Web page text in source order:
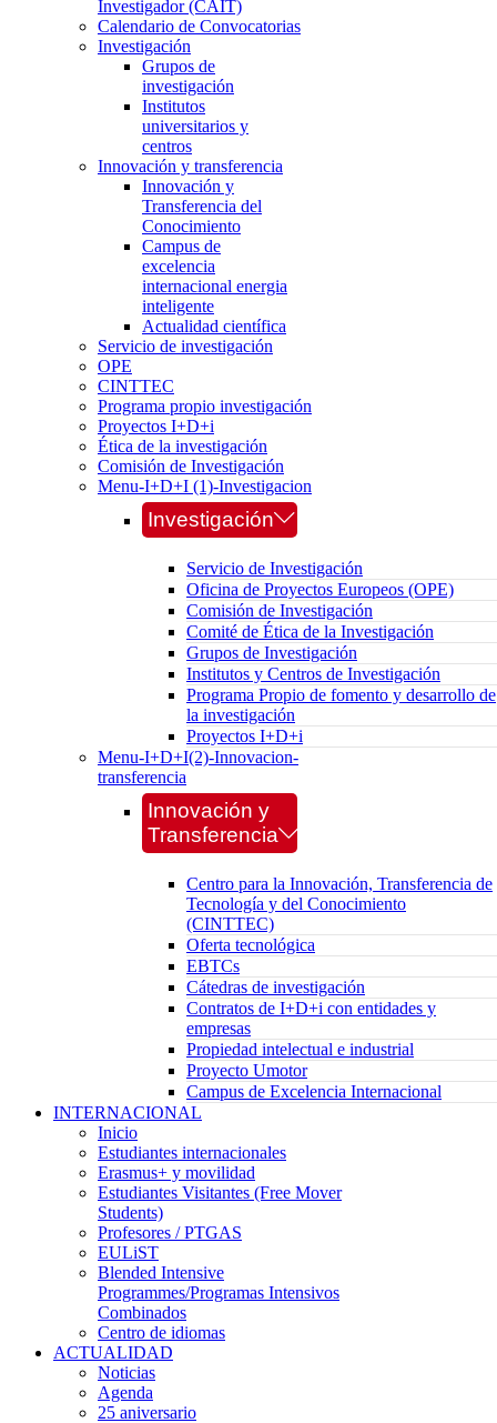
Investigador (CAIT)
Calendario de Convocatorias
Investigación
Grupos de
investigación
Institutos
universitarios y
centros
Innovación y transferencia
Innovación y
Transferencia del
Conocimiento
Campus de
excelencia
internacional energia
inteligente
Actualidad científica
Servicio de investigación
OPE
CINTTEC
Programa propio investigación
Proyectos I+D+i
Ética de la investigación
Comisión de Investigación
Menu-I+D+I (1)-Investigacion
Investigación
Servicio de Investigación
Oficina de Proyectos Europeos (OPE)
Comisión de Investigación
Comité de Ética de la Investigación
Grupos de Investigación
Institutos y Centros de Investigación
Programa Propio de fomento y desarrollo de
la investigación
Proyectos I+D+i
Menu-I+D+I(2)-Innovacion-
transferencia
Innovación y
Transferencia
Centro para la Innovación, Transferencia de
Tecnología y del Conocimiento
(CINTTEC)
Oferta tecnológica
EBTCs
Cátedras de investigación
Contratos de I+D+i con entidades y
empresas
Propiedad intelectual e industrial
Proyecto Umotor
Campus de Excelencia Internacional
INTERNACIONAL
Inicio
Estudiantes internacionales
Erasmus+ y movilidad
Estudiantes Visitantes (Free Mover
Students)
Profesores / PTGAS
EULiST
Blended Intensive
Programmes/Programas Intensivos
Combinados
Centro de idiomas
ACTUALIDAD
Noticias
Agenda
25 aniversario